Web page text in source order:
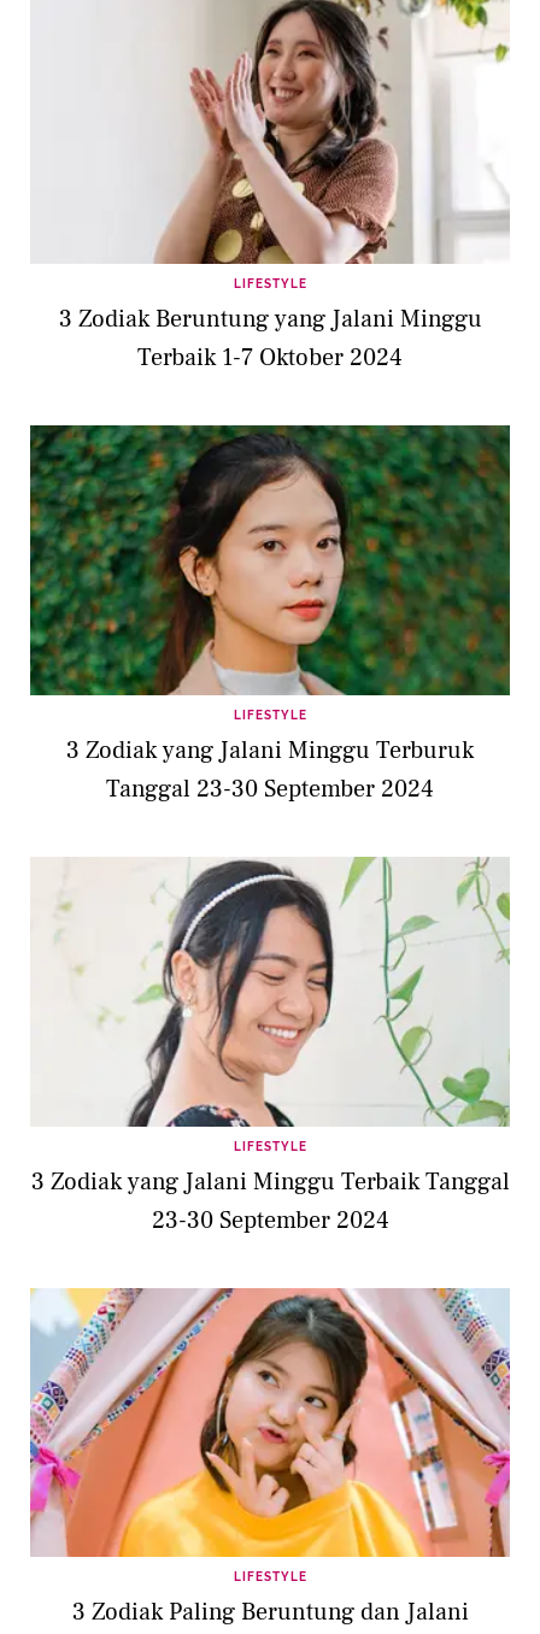
LIFESTYLE
3 Zodiak Beruntung yang Jalani Minggu
Terbaik 1-7 Oktober 2024
LIFESTYLE
3 Zodiak yang Jalani Minggu Terburuk
Tanggal 23-30 September 2024
LIFESTYLE
3 Zodiak yang Jalani Minggu Terbaik Tanggal
23-30 September 2024
LIFESTYLE
3 Zodiak Paling Beruntung dan Jalani